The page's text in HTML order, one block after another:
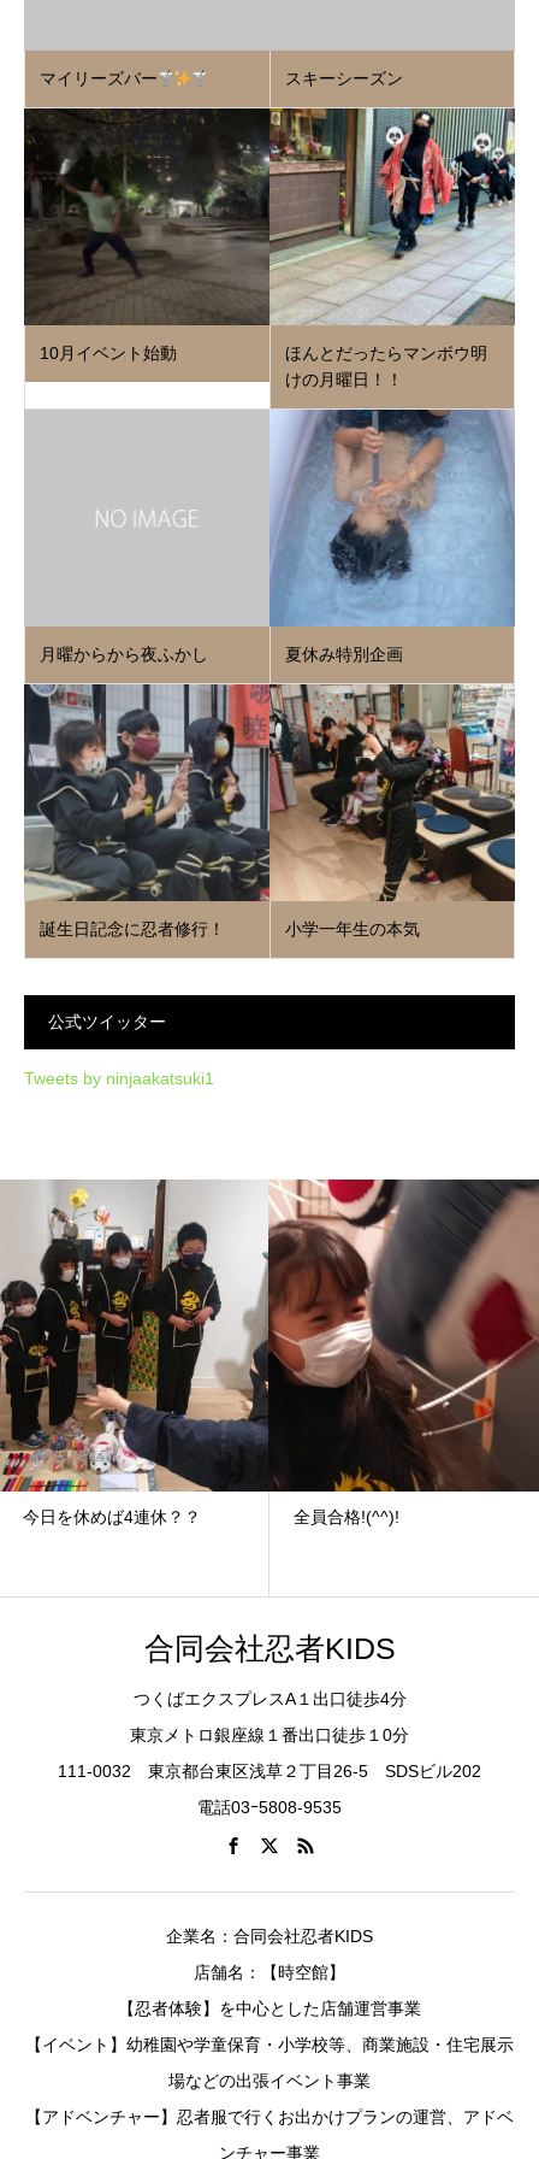
マイリーズバー スキーシーズン
10月イベント始動
ほんとだったらマンボウ明
けの月曜日！！
月曜からから夜ふかし 夏休み特別企画
誕生日記念に忍者修行！ 小学一年生の本気
公式ツイッター
Tweets by ninjaakatsuki1
今日を休めば4連休？？ 全員合格!(^^)!
合同会社忍者KIDS
つくばエクスプレスA１出口徒歩4分
東京メトロ銀座線１番出口徒歩１0分
111-0032 東京都台東区浅草２丁目26-5 SDSビル202
電話03ｰ5808-9535
企業名：合同会社忍者KIDS
店舗名：【時空館】
【忍者体験】を中心とした店舗運営事業
【イベント】幼稚園や学童保育・小学校等、商業施設・住宅展示
場などの出張イベント事業
【アドベンチャー】忍者服で行くお出かけプランの運営、アドベ
ンチャー事業